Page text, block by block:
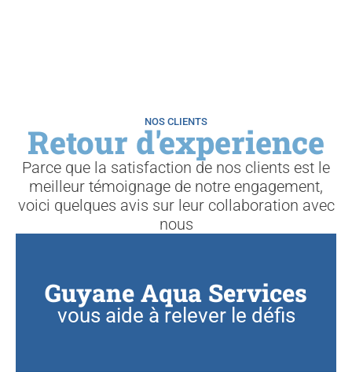
NOS CLIENTS
Retour d'experience
Parce que la satisfaction de nos clients est le
meilleur témoignage de notre engagement,
voici quelques avis sur leur collaboration avec
nous
Guyane Aqua Services
vous aide à relever le défis